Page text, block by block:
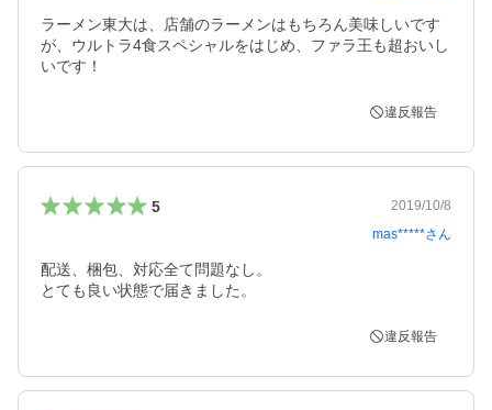
ラーメン東大は、店舗のラーメンはもちろん美味しいです
が、ウルトラ4食スペシャルをはじめ、ファラ王も超おいし
いです！
違反報告
5
2019/10/8
mas*****さん
配送、梱包、対応全て問題なし。
とても良い状態で届きました。
違反報告